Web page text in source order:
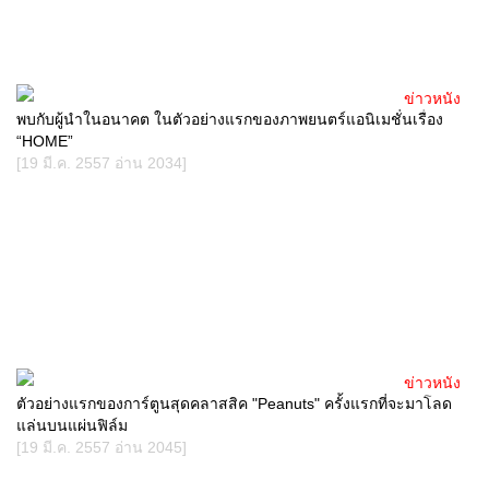
พบกับผู้นำในอนาคต ในตัวอย่างแรกของภาพยนตร์แอนิเมชั่นเรื่อง
“HOME”
[19 มี.ค. 2557 อ่าน 2034]
ข่าวหนัง
ตัวอย่างแรกของการ์ตูนสุดคลาสสิค "Peanuts" ครั้งแรกที่จะมาโลด
แล่นบนแผ่นฟิล์ม
[19 มี.ค. 2557 อ่าน 2045]
ข่าวหนัง